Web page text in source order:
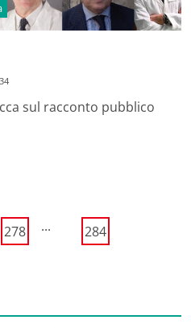
sul racconto pubblico
278 ... 284